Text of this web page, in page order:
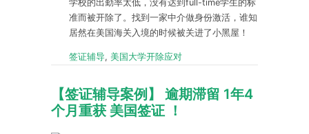
学校的出勤率太低，没有达到full-time学生的标
准而被开除了。找到一家中介做身份激活，谁知
居然在美国海关入境的时候被关进了小黑屋！
签证辅导, 美国大学开除应对
【签证辅导案例】 逾期滞留 1年4
个月重获 美国签证 ！